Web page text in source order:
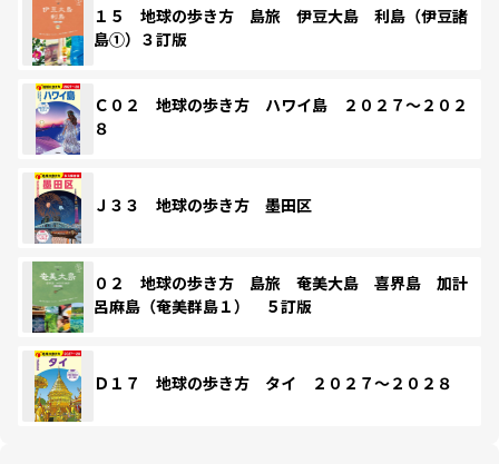
１５ 地球の歩き方 島旅 伊豆大島 利島（伊豆諸
島①）３訂版
Ｃ０２ 地球の歩き方 ハワイ島 ２０２７～２０２
８
Ｊ３３ 地球の歩き方 墨田区
０２ 地球の歩き方 島旅 奄美大島 喜界島 加計
呂麻島（奄美群島１） ５訂版
Ｄ１７ 地球の歩き方 タイ ２０２７～２０２８